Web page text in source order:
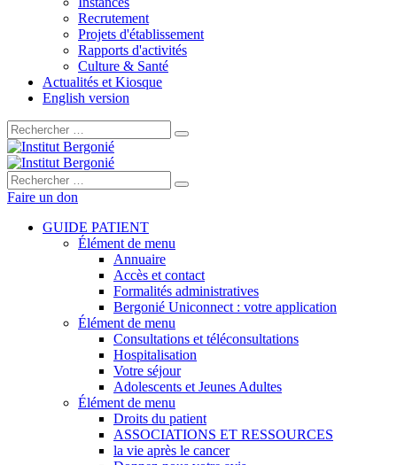
Recrutement
Projets d'établissement
Rapports d'activités
Culture & Santé
Actualités et Kiosque
English version
Rechercher :
Rechercher :
Faire un don
GUIDE PATIENT
Élément de menu
Annuaire
Accès et contact
Formalités administratives
Bergonié Uniconnect : votre application
Élément de menu
Consultations et téléconsultations
Hospitalisation
Votre séjour
Adolescents et Jeunes Adultes
Élément de menu
Droits du patient
ASSOCIATIONS ET RESSOURCES
la vie après le cancer